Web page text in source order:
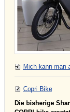
Mich kann man
Copri Bike
Die bisherige